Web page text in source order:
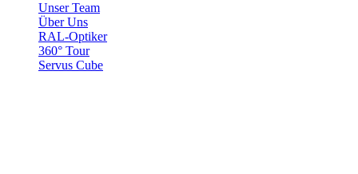
Unser Team
Über Uns
RAL-Optiker
360° Tour
Servus Cube